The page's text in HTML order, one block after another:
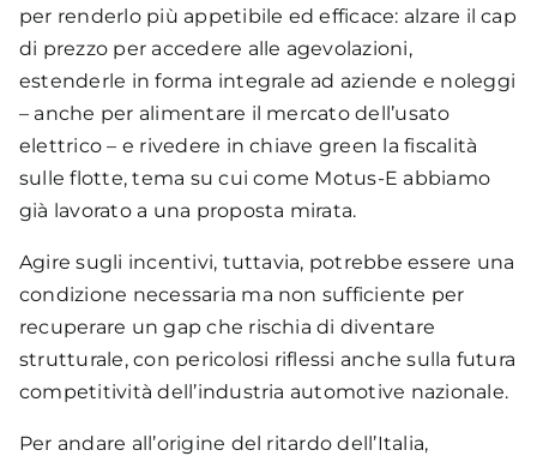
Totale punti di ricarica
47.228
per renderlo più appetibile ed efficace: alzare il cap
di prezzo per accedere alle agevolazioni,
estenderle in forma integrale ad aziende e noleggi
– anche per alimentare il mercato dell’usato
elettrico – e rivedere in chiave green la fiscalità
sulle flotte, tema su cui come Motus-E abbiamo
già lavorato a una proposta mirata.
Agire sugli incentivi, tuttavia, potrebbe essere una
condizione necessaria ma non sufficiente per
recuperare un gap che rischia di diventare
strutturale, con pericolosi riflessi anche sulla futura
competitività dell’industria automotive nazionale.
Per andare all’origine del ritardo dell’Italia,